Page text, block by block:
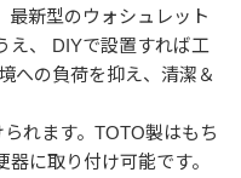
最新型のウォシュレット
え、 DIYで設置すれば工
への負荷を抑え、清潔＆
れます。TOTO製はもち
に取り付け可能です。